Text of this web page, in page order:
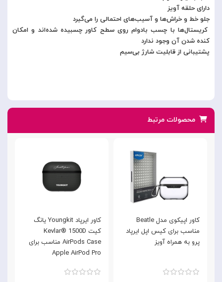
دارای حلقه آویز
جلو خط و خراش‌ها و آسیب‌های احتمالی را می‌گیرد
کریستال‌ها با چسب بادوام روی سطح کاور چسبیده شده‌اند و امکان
کنده شدن آن وجود ندارد
پشتیبانی از قابلیت شارژ بی‌سیم
محصولات مرتبط
کاور ایرپاد Youngkit یانگ
کیت Kevlar® 1500D
AirPods Case مناسب برای
Apple AirPod Pro
کاور اپیکوی مدل Beatle
مناسب برای کیس اپل ایرپاد
پرو به همراه آویز